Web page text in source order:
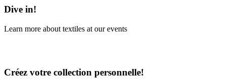
Dive in!
Learn more about textiles at our events
Créez votre collection personnelle!